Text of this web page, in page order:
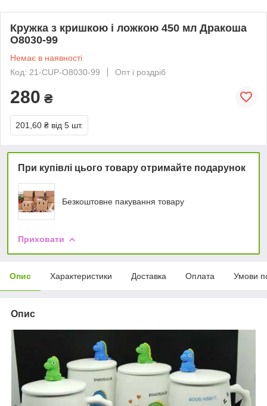
Кружка з кришкою і ложкою 450 мл Дракоша
O8030-99
Немає в наявності
Код: 21-CUP-O8030-99
Опт і роздріб
280 ₴
201,60 ₴ від 5 шт.
При купівлі цього товару отримайте подарунок
Безкоштовне пакування товару
Приховати
Опис Характеристики Доставка Оплата Умови
Опис